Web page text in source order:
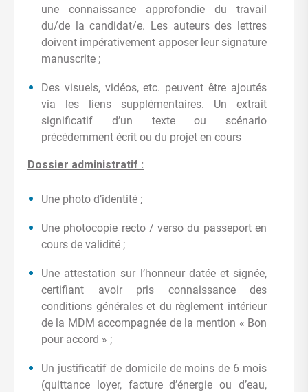
une connaissance approfondie du travail
du/de la candidat/e. Les auteurs des lettres
doivent impérativement apposer leur signature
manuscrite ;
Des visuels, vidéos, etc. peuvent être ajoutés
via les liens supplémentaires. Un extrait
significatif d’un texte ou scénario
précédemment écrit ou du projet en cours
Dossier administratif :
Une photo d’identité ;
Une photocopie recto / verso du passeport en
cours de validité ;
Une attestation sur l’honneur datée et signée,
certifiant avoir pris connaissance des
conditions générales et du règlement intérieur
de la MDM accompagnée de la mention « Bon
pour accord » ;
Un justificatif de domicile de moins de 6 mois
(quittance loyer, facture d’énergie ou d’eau,